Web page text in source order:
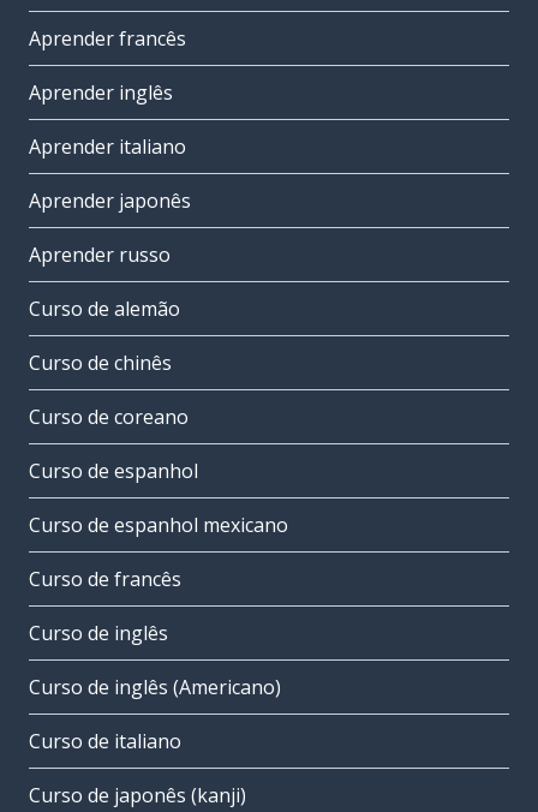
Aprender francês
Aprender inglês
Aprender italiano
Aprender japonês
Aprender russo
Curso de alemão
Curso de chinês
Curso de coreano
Curso de espanhol
Curso de espanhol mexicano
Curso de francês
Curso de inglês
Curso de inglês (Americano)
Curso de italiano
Curso de japonês (kanji)